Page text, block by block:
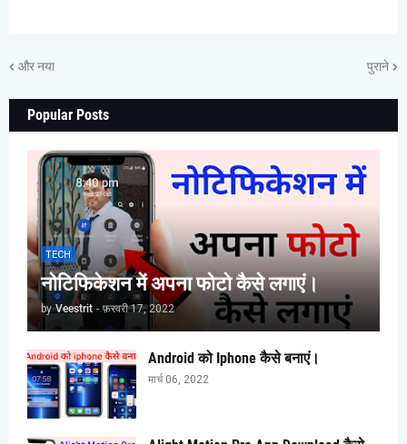
और नया पुराने
Popular Posts
TECH
नोटिफिकेशन में अपना फोटो कैसे लगाएं।
by Veestrit - फ़रवरी 17, 2022
Android को Iphone कैसे बनाएं।
मार्च 06, 2022